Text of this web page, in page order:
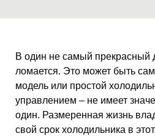
В один не самый прекрасный
ломается. Это может быть
модель или простой
управлением – не имеет
один. Размеренная жизнь
свой срок холодильника в